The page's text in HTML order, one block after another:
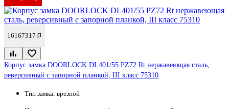
16167317
Корпус замка DOORLOCK DL401/55 PZ72 Rt нержавеющая сталь,
реверсивный с запорной планкой, III класс 75310
Тип замка: врезной